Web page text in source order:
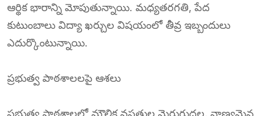
ఆర్థిక భారాన్ని మోపుతున్నాయి. మధ్యతరగతి, పేద
కుటుంబాలు విద్యా ఖర్చుల విషయంలో తీవ్ర ఇబ్బందులు
ఎదుర్కొంటున్నాయి.
ప్రభుత్వ పాఠశాలలపై ఆశలు
ప్రభుత్వ పాఠశాలల్లో మౌలిక వసతుల మెరుగుదల, నాణ్యమైన